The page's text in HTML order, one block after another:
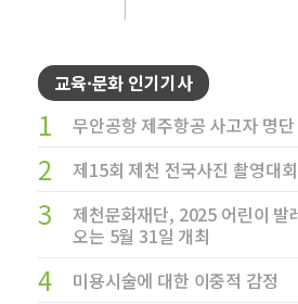
교육·문화 인기기사
1 무안공항 제주항공 사고자 명단
2 제15회 제천 전국사진 촬영대
3
제천문화재단, 2025 어린이 발
오는 5월 31일 개최
4 미용시술에 대한 이중적 감정